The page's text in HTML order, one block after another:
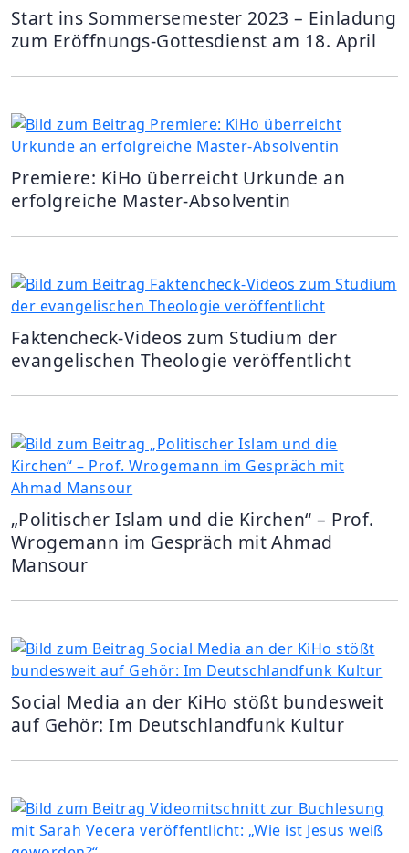
Start ins Sommersemester 2023 – Einladung
zum Eröffnungs-Gottesdienst am 18. April
Premiere: KiHo überreicht Urkunde an
erfolgreiche Master-Absolventin
Faktencheck-Videos zum Studium der
evangelischen Theologie veröffentlicht
„Politischer Islam und die Kirchen“ – Prof.
Wrogemann im Gespräch mit Ahmad
Mansour
Social Media an der KiHo stößt bundesweit
auf Gehör: Im Deutschlandfunk Kultur